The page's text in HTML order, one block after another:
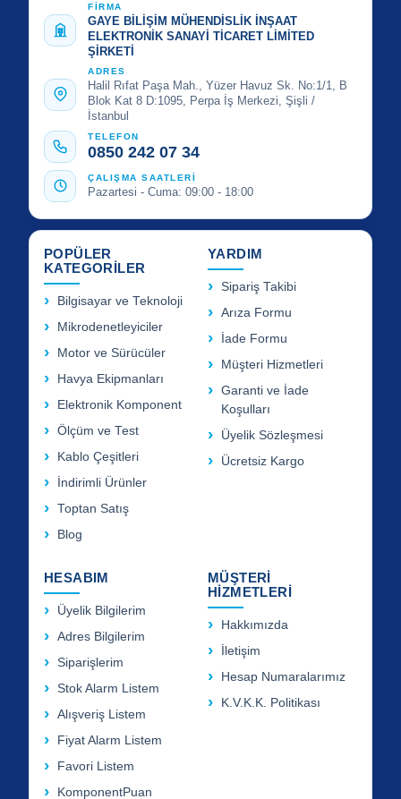
FİRMA
GAYE BİLİŞİM MÜHENDİSLİK İNŞAAT
ELEKTRONİK SANAYİ TİCARET LİMİTED
ŞİRKETİ
ADRES
Halil Rıfat Paşa Mah., Yüzer Havuz Sk. No:1/1, B
Blok Kat 8 D:1095, Perpa İş Merkezi, Şişli /
İstanbul
TELEFON
0850 242 07 34
ÇALIŞMA SAATLERİ
Pazartesi - Cuma: 09:00 - 18:00
POPÜLER
KATEGORİLER
Bilgisayar ve Teknoloji
Mikrodenetleyiciler
Motor ve Sürücüler
Havya Ekipmanları
Elektronik Komponent
Ölçüm ve Test
Kablo Çeşitleri
İndirimli Ürünler
Toptan Satış
Blog
YARDIM
Sipariş Takibi
Arıza Formu
İade Formu
Müşteri Hizmetleri
Garanti ve İade
Koşulları
Üyelik Sözleşmesi
Ücretsiz Kargo
HESABIM
Üyelik Bilgilerim
Adres Bilgilerim
Siparişlerim
Stok Alarm Listem
Alışveriş Listem
Fiyat Alarm Listem
Favori Listem
KomponentPuan
MÜŞTERİ
HİZMETLERİ
Hakkımızda
İletişim
Hesap Numaralarımız
K.V.K.K. Politikası